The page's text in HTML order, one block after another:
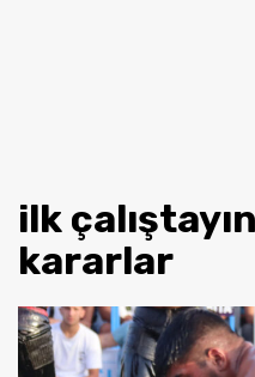
ilk
kararlar